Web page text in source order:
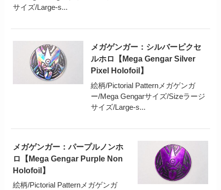
サイズ/Large-s...
メガゲンガー：シルバーピクセ
ルホロ【Mega Gengar Silver
Pixel Holofoil】
絵柄/Pictorial Patternメガゲンガ
ー/Mega Gengarサイズ/Sizeラージ
サイズ/Large-s...
メガゲンガー：パープルノンホ
ロ【Mega Gengar Purple Non
Holofoil】
絵柄/Pictorial Patternメガゲンガ